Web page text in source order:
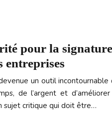
pour la
entreprises
un outil
de l’argent et
sujet critique qui doit être…